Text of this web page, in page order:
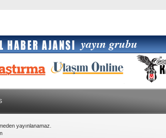
yayınlanamaz.